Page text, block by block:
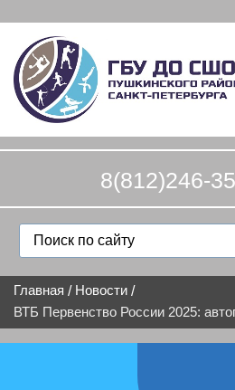
8(812)246-
Главная / Новости /
ВТБ Первенство России 2025: